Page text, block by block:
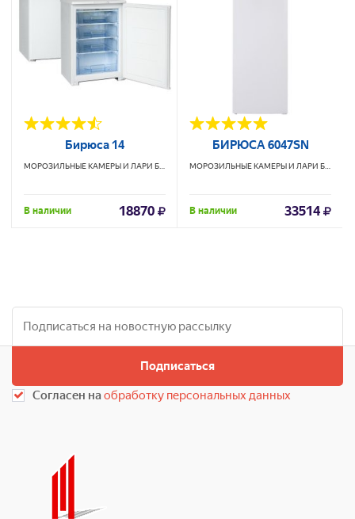
Бирюса 14
МОРОЗИЛЬНЫЕ КАМЕРЫ И ЛАРИ БИРЮСА
В наличии 18870
БИРЮСА 6047SN
МОРОЗИЛЬНЫЕ КАМЕРЫ И ЛАРИ БИРЮСА
В наличии 33514
Подписаться
Согласен наобработку персональных данных